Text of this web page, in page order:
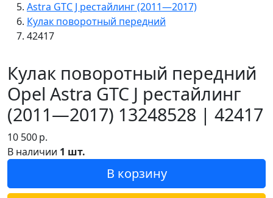
Astra GTC J рестайлинг (2011—2017)
Кулак поворотный передний
42417
Кулак поворотный передний
Opel Astra GTC J рестайлинг
(2011—2017) 13248528 | 42417
10 500р.
В наличии 1 шт.
В корзину